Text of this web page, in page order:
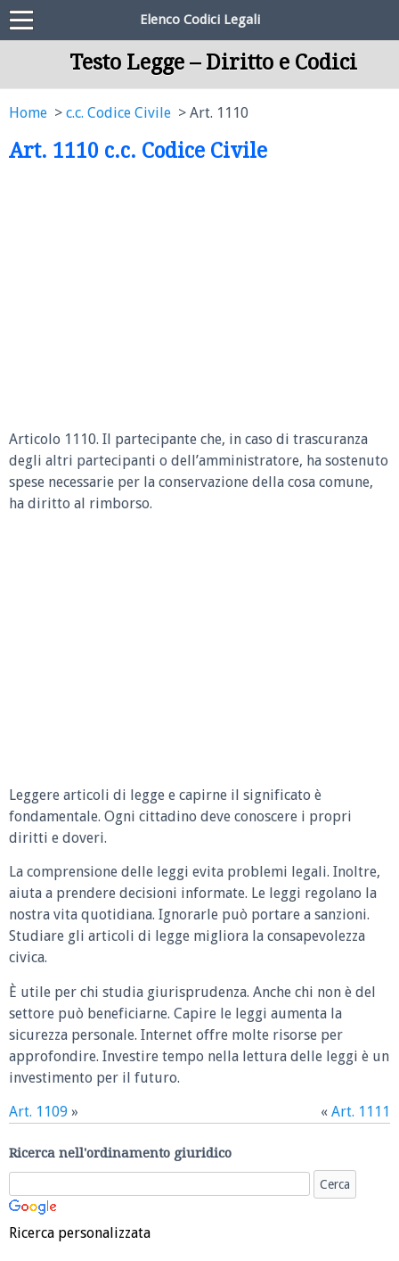
Elenco Codici Legali
Testo Legge – Diritto e Codici
Home c.c. Codice Civile Art. 1110
Art. 1110 c.c. Codice Civile
Articolo 1110. Il partecipante che, in caso di trascuranza
degli altri partecipanti o dell’amministratore, ha sostenuto
spese necessarie per la conservazione della cosa comune,
ha diritto al rimborso.
Leggere articoli di legge e capirne il significato è
fondamentale. Ogni cittadino deve conoscere i propri
diritti e doveri.
La comprensione delle leggi evita problemi legali. Inoltre,
aiuta a prendere decisioni informate. Le leggi regolano la
nostra vita quotidiana. Ignorarle può portare a sanzioni.
Studiare gli articoli di legge migliora la consapevolezza
civica.
È utile per chi studia giurisprudenza. Anche chi non è del
settore può beneficiarne. Capire le leggi aumenta la
sicurezza personale. Internet offre molte risorse per
approfondire. Investire tempo nella lettura delle leggi è un
investimento per il futuro.
Art. 1109 » « Art. 1111
Ricerca nell'ordinamento giuridico
Ricerca personalizzata